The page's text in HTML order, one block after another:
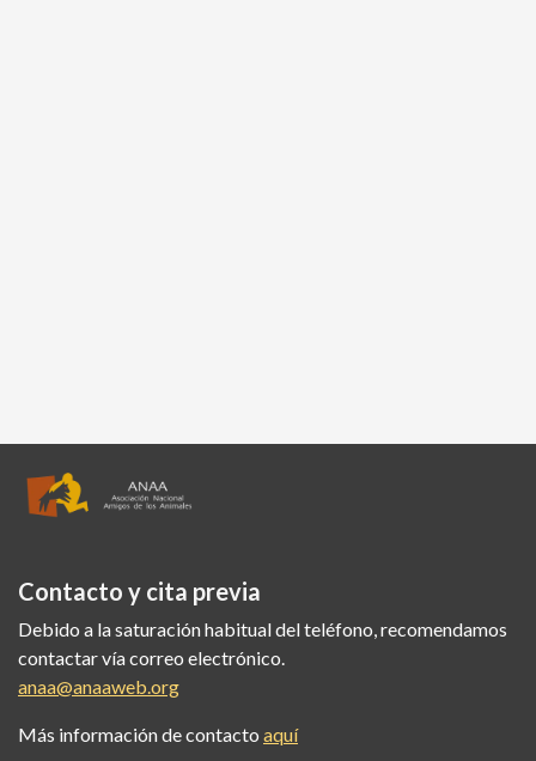
Contacto y cita previa
Debido a la saturación habitual del teléfono, recomendamos
contactar vía correo electrónico.
anaa@anaaweb.org
Más información de contacto aquí